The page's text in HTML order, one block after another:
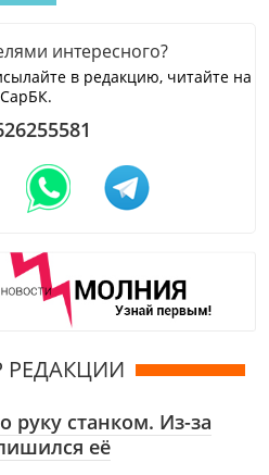
интересного?
в редакцию, читайте на
СарБК.
РЕДАКЦИИ
руку станком. Из-за
её